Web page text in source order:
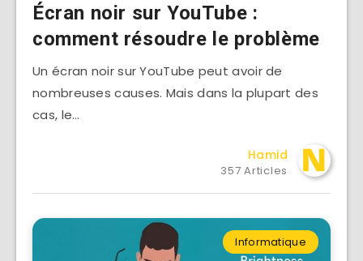
Écran noir sur YouTube :
comment résoudre le problème
Un écran noir sur YouTube peut avoir de
nombreuses causes. Mais dans la plupart des
cas, le…
Hamid
357 Articles
Informatique